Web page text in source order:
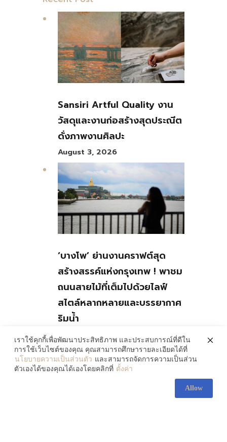
Sansiri Artful Quality งาน
วัสดุและงานก่อสร้างสุดประณีต
ดั่งภาพงานศิลปะ
August 3, 2026
‘บางโพ’ ย่านงานคราฟต์สุด
สร้างสรรค์แห่งกรุงเทพ ! พาชม
ถนนสายไม้ที่เต็มไปด้วยไลฟ์
สไตล์หลากหลายและบรรยากาศ
ริมน้ำ
July 30, 2026
เราใช้คุกกี้เพื่อพัฒนาประสิทธิภาพ และประสบการณ์ที่ดีใน
การใช้เว็บไซต์ของคุณ คุณสามารถศึกษารายละเอียดได้ที่
นโยบายความเป็นส่วนตัว และสามารถจัดการความเป็นส่วน
ตัวเองได้ของคุณได้เองโดยคลิกที่ ตั้งค่า
Allow